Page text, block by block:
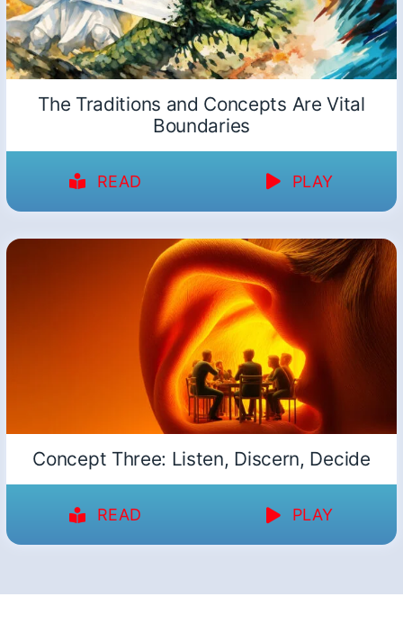
The Traditions and Concepts Are Vital
Boundaries
READ PLAY
Concept Three: Listen, Discern, Decide
READ PLAY